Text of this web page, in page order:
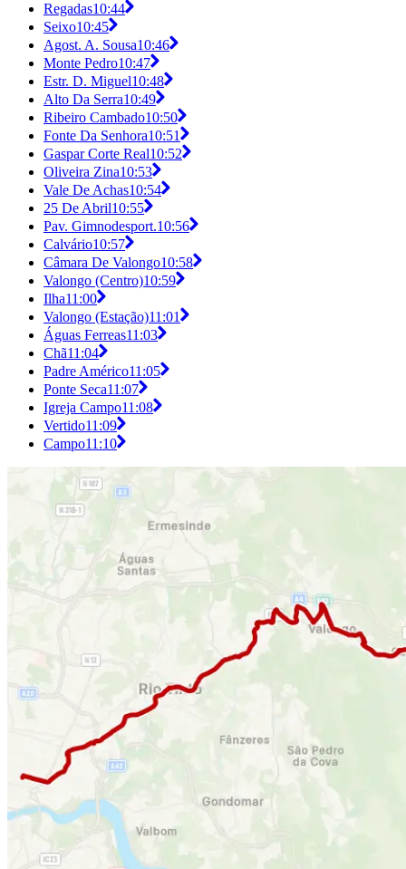
Regadas10:44
Seixo10:45
Agost. A. Sousa10:46
Monte Pedro10:47
Estr. D. Miguel10:48
Alto Da Serra10:49
Ribeiro Cambado10:50
Fonte Da Senhora10:51
Gaspar Corte Real10:52
Oliveira Zina10:53
Vale De Achas10:54
25 De Abril10:55
Pav. Gimnodesport.10:56
Calvário10:57
Câmara De Valongo10:58
Valongo (Centro)10:59
Ilha11:00
Valongo (Estação)11:01
Águas Ferreas11:03
Chã11:04
Padre Américo11:05
Ponte Seca11:07
Igreja Campo11:08
Vertido11:09
Campo11:10